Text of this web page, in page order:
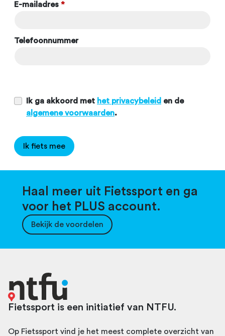
E-mailadres *
Telefoonnummer
Ik ga akkoord met het privacybeleid en de
algemene voorwaarden.
Ik fiets mee
Haal meer uit Fietssport en ga
voor het PLUS account.
Bekijk de voordelen
Fietssport is een initiatief van NTFU.
Op Fietssport vind je het meest complete overzicht van